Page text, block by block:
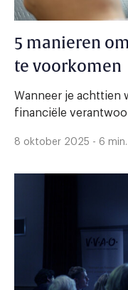
5 manieren
te voorkomen
Wanneer je achttien
financiële
8 oktober 2025 - 6 min.